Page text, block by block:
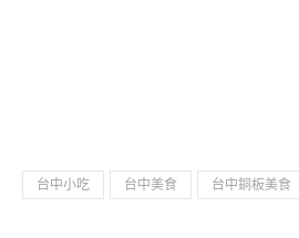
台中小吃 台中美食 台中銅板美食